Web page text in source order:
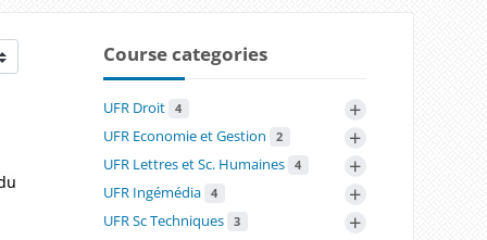
Course categories
UFR Droit 4 +
UFR Economie et Gestion 2 +
UFR Lettres et Sc. Humaines 4 +
UFR Ingémédia 4 +
UFR Sc Techniques 3 +